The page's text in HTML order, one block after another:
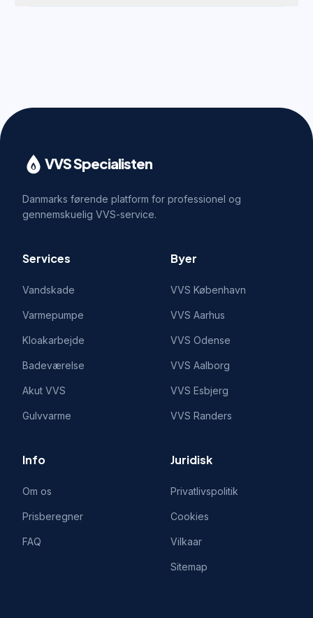
VVS Specialisten
Danmarks førende platform for professionel og
gennemskuelig VVS-service.
Services
Vandskade
Varmepumpe
Kloakarbejde
Badeværelse
Akut VVS
Gulvvarme
Byer
VVS København
VVS Aarhus
VVS Odense
VVS Aalborg
VVS Esbjerg
VVS Randers
Info
Om os
Prisberegner
FAQ
Juridisk
Privatlivspolitik
Cookies
Vilkaar
Sitemap